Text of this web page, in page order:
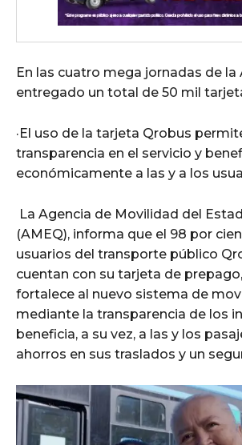
En las cuatro mega jornadas de la
entregado un total de 50 mil
·El uso de la tarjeta Qrobus
transparencia en el servicio y
económicamente a las y a los
La Agencia de Movilidad del
(AMEQ), informa que el 98 por
usuarios del transporte público
cuentan con su tarjeta de prepago,
fortalece al nuevo sistema de
mediante la transparencia de los
beneficia, a su vez, a las y los
ahorros en sus traslados y un